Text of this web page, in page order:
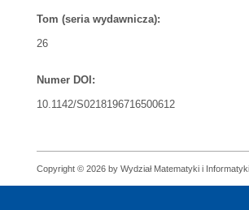
Tom (seria wydawnicza):
26
Numer DOI:
10.1142/S0218196716500612
Copyright © 2026 by Wydział Matematyki i